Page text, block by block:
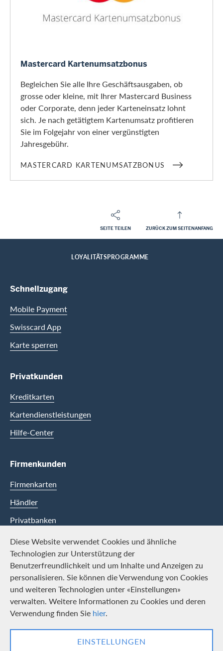
Diese Website verwendet Cookies und ähnliche
Technologien zur Unterstützung der
Benutzerfreundlichkeit und um Inhalte und Anzeigen zu
personalisieren. Sie können die Verwendung von Cookies
und weiteren Technologien unter «Einstellungen»
verwalten. Weitere Informationen zu Cookies und deren
Verwendung finden Sie hier.
EINSTELLUNGEN
Mastercard Kartenumsatzbonus
Begleichen Sie alle Ihre Geschäftsausgaben, ob
grosse oder kleine, mit Ihrer Mastercard Business
oder Corporate, denn jeder Karteneinsatz lohnt
sich. Je nach getätigtem Kartenumsatz profitieren
Sie im Folgejahr von einer vergünstigten
Jahresgebühr.
MASTERCARD KARTENUMSATZBONUS
SEITE TEILEN ZURÜCK ZUM SEITENANFANG
Footer
LOYALITÄTSPROGRAMME
Footer Navigation
Schnellzugang
Mobile Payment
Swisscard App
Karte sperren
Privatkunden
Kreditkarten
Kartendienstleistungen
Hilfe-Center
Firmenkunden
Firmenkarten
Händler
Privatbanken
Swisscard
Karriere
Offene Stellen
Medien